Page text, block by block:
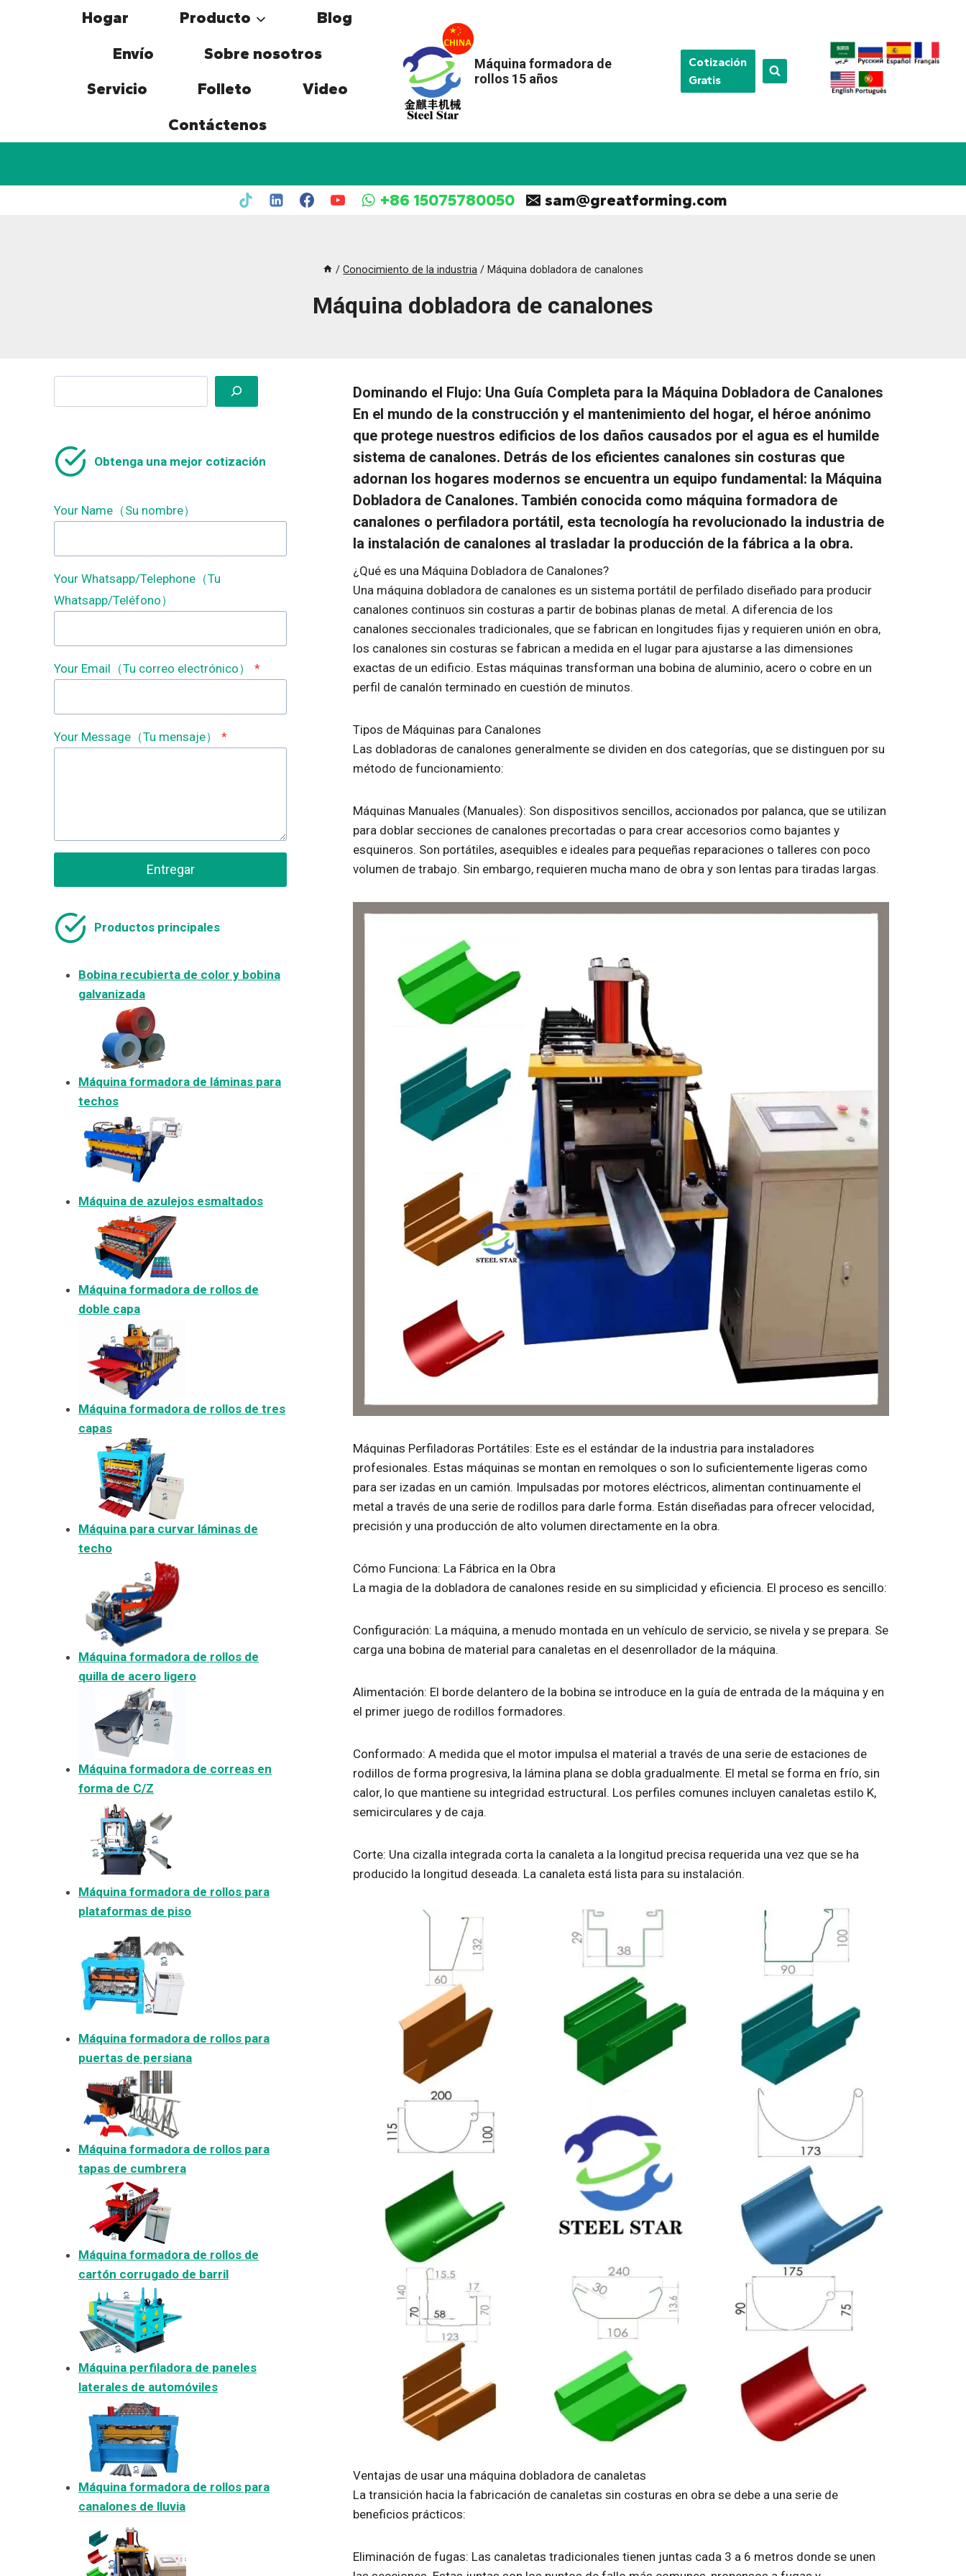
Hogar Producto
Blog
Envío
Sobre nosotros
Servicio
Folleto
Video
Contáctenos
Máquina formadora de
rollos 15 años
Cotización
Gratis
+86 15075780050 sam@greatforming.com
/ Conocimiento de la industria / Máquina dobladora de canalones
Máquina dobladora de canalones
Dominando el Flujo: Una Guía Completa para la Máquina Dobladora de Canalones
En el mundo de la construcción y el mantenimiento del hogar, el héroe anónimo
que protege nuestros edificios de los daños causados ​​por el agua es el humilde
sistema de canalones. Detrás de los eficientes canalones sin costuras que
adornan los hogares modernos se encuentra un equipo fundamental: la Máquina
Dobladora de Canalones. También conocida como máquina formadora de
canalones o perfiladora portátil, esta tecnología ha revolucionado la industria de
la instalación de canalones al trasladar la producción de la fábrica a la obra.
¿Qué es una Máquina Dobladora de Canalones?
Una máquina dobladora de canalones es un sistema portátil de perfilado diseñado para producir
canalones continuos sin costuras a partir de bobinas planas de metal. A diferencia de los
canalones seccionales tradicionales, que se fabrican en longitudes fijas y requieren unión en obra,
los canalones sin costuras se fabrican a medida en el lugar para ajustarse a las dimensiones
exactas de un edificio. Estas máquinas transforman una bobina de aluminio, acero o cobre en un
perfil de canalón terminado en cuestión de minutos.
Tipos de Máquinas para Canalones
Las dobladoras de canalones generalmente se dividen en dos categorías, que se distinguen por su
método de funcionamiento:
Máquinas Manuales (Manuales): Son dispositivos sencillos, accionados por palanca, que se utilizan
para doblar secciones de canalones precortadas o para crear accesorios como bajantes y
esquineros. Son portátiles, asequibles e ideales para pequeñas reparaciones o talleres con poco
volumen de trabajo. Sin embargo, requieren mucha mano de obra y son lentas para tiradas largas.
Máquinas Perfiladoras Portátiles: Este es el estándar de la industria para instaladores
profesionales. Estas máquinas se montan en remolques o son lo suficientemente ligeras como
para ser izadas en un camión. Impulsadas por motores eléctricos, alimentan continuamente el
metal a través de una serie de rodillos para darle forma. Están diseñadas para ofrecer velocidad,
precisión y una producción de alto volumen directamente en la obra.
Cómo Funciona: La Fábrica en la Obra
La magia de la dobladora de canalones reside en su simplicidad y eficiencia. El proceso es sencillo:
Configuración: La máquina, a menudo montada en un vehículo de servicio, se nivela y se prepara. Se
carga una bobina de material para canaletas en el desenrollador de la máquina.
Alimentación: El borde delantero de la bobina se introduce en la guía de entrada de la máquina y en
el primer juego de rodillos formadores.
Conformado: A medida que el motor impulsa el material a través de una serie de estaciones de
rodillos de forma progresiva, la lámina plana se dobla gradualmente. El metal se forma en frío, sin
calor, lo que mantiene su integridad estructural. Los perfiles comunes incluyen canaletas estilo K,
semicirculares y de caja.
Corte: Una cizalla integrada corta la canaleta a la longitud precisa requerida una vez que se ha
producido la longitud deseada. La canaleta está lista para su instalación.
Ventajas de usar una máquina dobladora de canaletas
La transición hacia la fabricación de canaletas sin costuras en obra se debe a una serie de
beneficios prácticos:
Eliminación de fugas: Las canaletas tradicionales tienen juntas cada 3 a 6 metros donde se unen
Obtenga una mejor cotización
Your Name（Su nombre）
Your Whatsapp/Telephone（Tu
Whatsapp/Teléfono）
Your Email（Tu correo electrónico） *
Your Message（Tu mensaje） *
Entregar
Productos principales
Bobina recubierta de color y bobina
galvanizada
Máquina formadora de láminas para
techos
Máquina de azulejos esmaltados
Máquina formadora de rollos de
doble capa
Máquina formadora de rollos de tres
capas
Máquina para curvar láminas de
techo
Máquina formadora de rollos de
quilla de acero ligero
Máquina formadora de correas en
forma de C/Z
Máquina formadora de rollos para
plataformas de piso
Máquina formadora de rollos para
puertas de persiana
Máquina formadora de rollos para
tapas de cumbrera
Máquina formadora de rollos de
cartón corrugado de barril
Máquina perfiladora de paneles
laterales de automóviles
Máquina formadora de rollos para
canalones de lluvia